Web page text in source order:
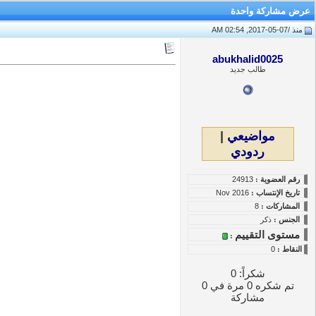
عرض مشاركة واحدة
منذ /07-05-2017, 02:54 AM
abukhalid0025
طالب جديد
مواضيعي |
ردودي
رقم العضوية : 24913
تاريخ الإنتساب :
Nov 2016
المشاركات : 8
الجنس : ذكر
مستوى التقييم :
النقاط :
0
شكراً: 0
تم شكره 0 مرة في 0
مشاركة